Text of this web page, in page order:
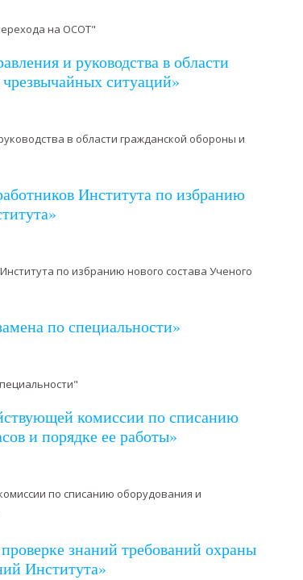
на ОСОТ"
и руководства в области
ситуаций»
в области гражданской обороны и
Института по избранию
по избранию нового состава Ученого
по специальности»
комиссии по списанию
и порядке ее работы»
по списанию оборудования и
знаний требований охраны
Института»